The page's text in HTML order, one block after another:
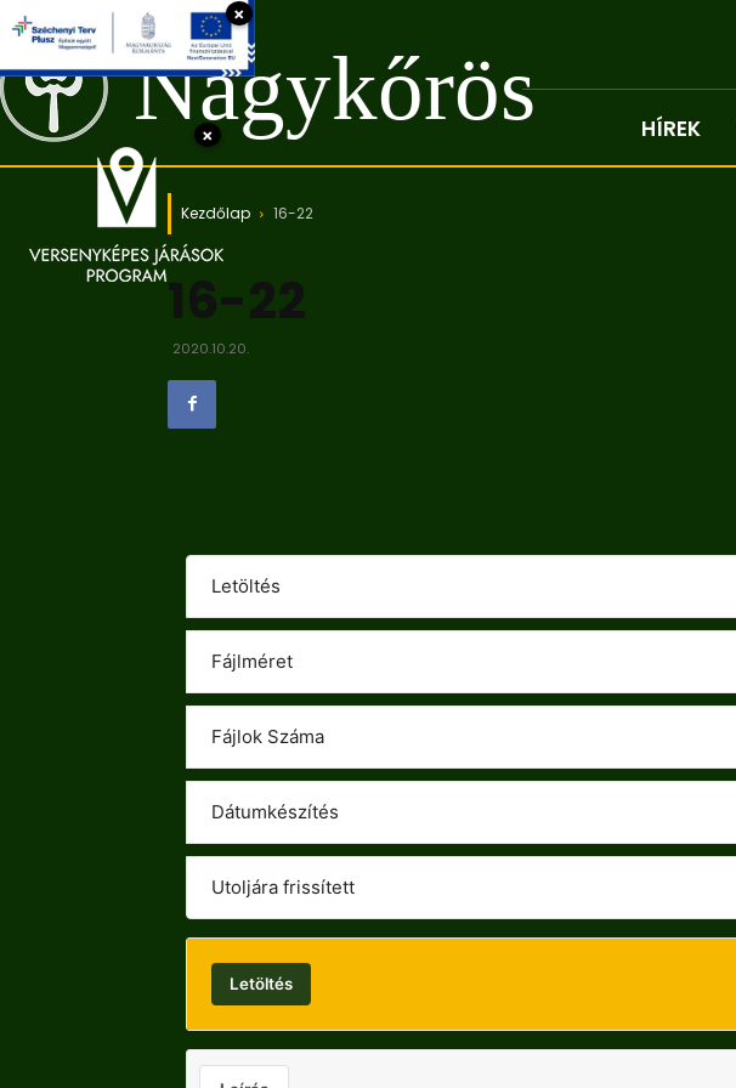
Nagykőrös HÍREK
Kezdőlap 16-22
16-22
2020.10.20.
Letöltés
Fájlméret
Fájlok Száma
Dátumkészítés
Utoljára frissített
Letöltés
×
×